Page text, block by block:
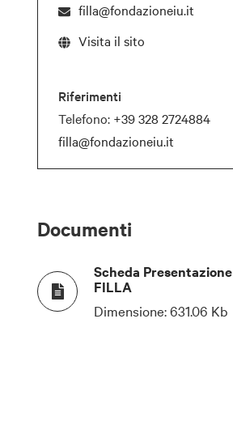
filla@fondazioneiu.it
Visita il sito
Riferimenti
Telefono: +39 328 2724884
filla@fondazioneiu.it
Documenti
Scheda Presentazione
FILLA
Dimensione:631.06 Kb